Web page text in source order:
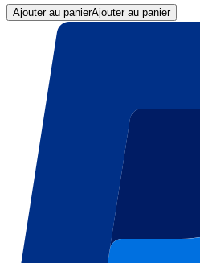
Ajouter au panierAjouter au panier